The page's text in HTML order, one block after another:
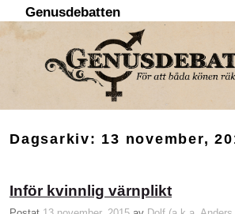
Genusdebatten
Dagsarkiv: 13 november,
Inför kvinnlig värnplikt